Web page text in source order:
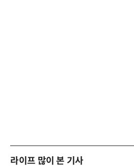
라이프 많이 본 기사